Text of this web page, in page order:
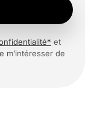
et
m’intéresser de